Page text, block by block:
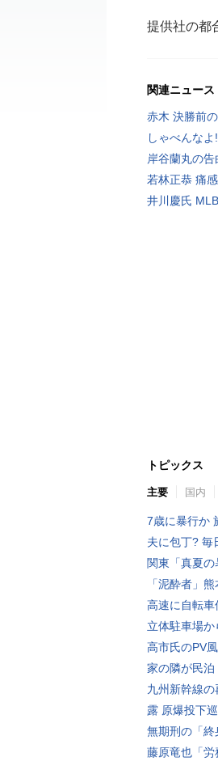
提供社の都
関連ニュース
赤木 決勝前
しゃべんな
岸谷蘭丸の
若林正恭 痛
井川慶氏
トピックス
主要 国内
7歳に暴行か
夫に包丁? 毎
関東「真夏
「泥酔者」
高速に自転車
立体駐車場
高市氏のPV
家の隣が民泊
九州新幹線
露 原爆投下
無期刑の「終
藤原竜也「